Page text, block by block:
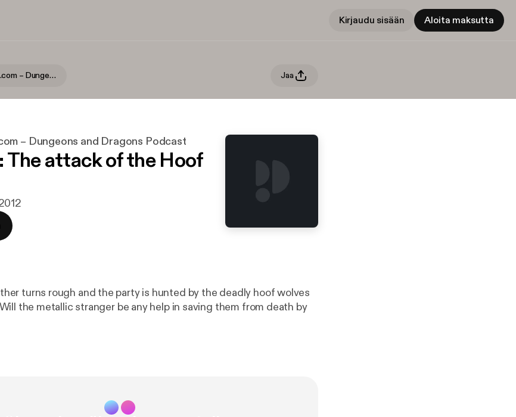
Kirjaudu sisään Aloita maksutta
ReRolls » ReRolls.com – Dungeons and Dragons Podcast Jaa
– Dungeons and Dragons Podcast
The attack of the Hoof
turns rough and the party is hunted by the deadly hoof wolves
the metallic stranger be any help in saving them from death by